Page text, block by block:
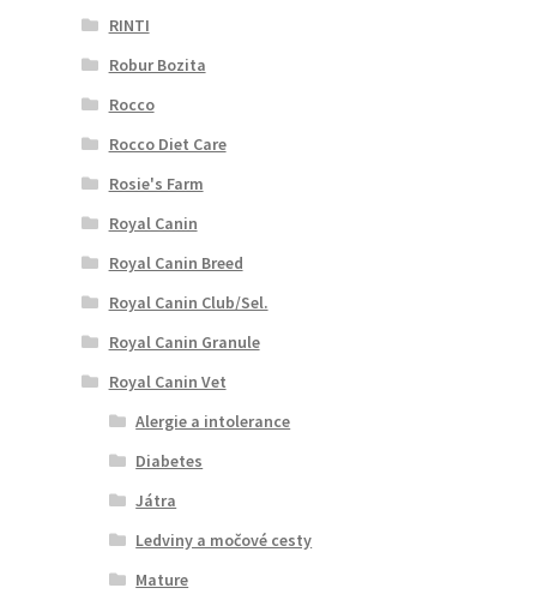
RINTI
Robur Bozita
Rocco
Rocco Diet Care
Rosie's Farm
Royal Canin
Royal Canin Breed
Royal Canin Club/Sel.
Royal Canin Granule
Royal Canin Vet
Alergie a intolerance
Diabetes
Játra
Ledviny a močové cesty
Mature